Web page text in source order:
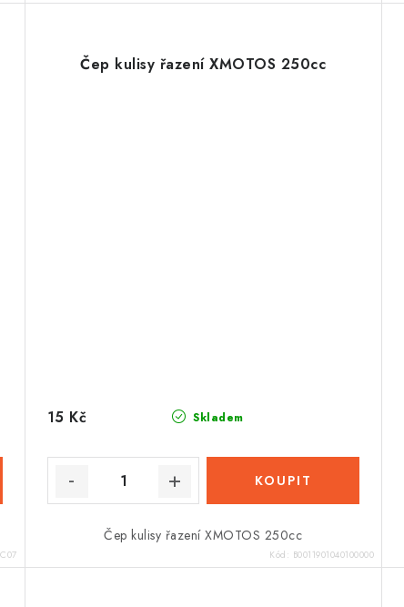
Čep kulisy řazení XMOTOS 250cc
Skladem
15 Kč
Čep kulisy řazení XMOTOS 250cc
Kód: B0011901040100000